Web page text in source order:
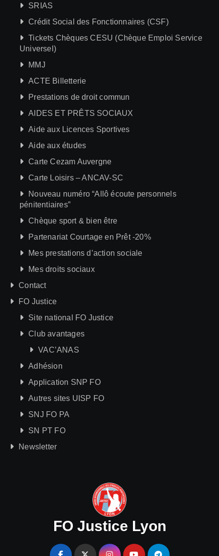
SRIAS
Crédit Social des Fonctionnaires (CSF)
Tickets Chèques CESU (Chèque Emploi Service
Universel)
MMJ
ACTE Billetterie
Prestations de droit commun
AIDES ET PRÊTS SOCIAUX
Aide aux Licences Sportives
Aide aux études
Carte Cezam Auvergne
Carte Loisirs – ANCAV-SC
Nouveau numéro “Allô écoute personnels
pénitentiaires”
Chèque sport & bien être
Partenariat Courtage en Prêt -20%
Mes prestations d’action sociale
Mes droits sociaux
Contact
FO Justice
Site national FO Justice
Club avantages
VAC’ANAS
Adhésion
Application SNP FO
Autres sites UISP FO
SNJ FO PA
SN PT FO
Newsletter
FO Justice Lyon